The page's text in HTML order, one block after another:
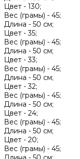
Цвет - 130;
Вес (грамы) - 45;
Длина - 50 см;
Цвет -35;
Вес (грамы) - 45;
Длина - 50 см;
Цвет -33;
Вес (грамы) - 45;
Длина - 50 см;
Цвет -32;
Вес (грамы) - 45;
Длина - 50 см;
Цвет - 24;
Вес (грамы) - 45;
Длина - 50 см;
Цвет - 20;
Вес (грамы) - 45;